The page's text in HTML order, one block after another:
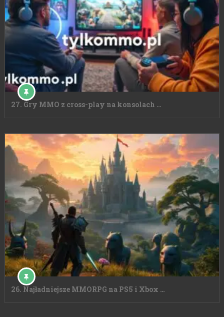
27. Gry MMO z cross-play na konsolach …
26. Najładniejsze MMORPG na PS5 i Xbox …